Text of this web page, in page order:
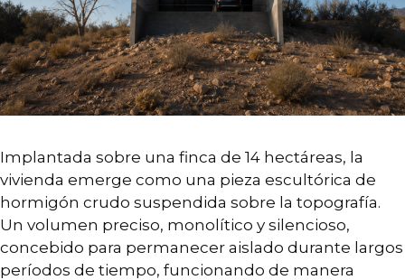
Implantada sobre una finca de 14 hectáreas, la
vivienda emerge como una pieza escultórica de
hormigón crudo suspendida sobre la topografía.
Un volumen preciso, monolítico y silencioso,
concebido para permanecer aislado durante largos
períodos de tiempo, funcionando de manera